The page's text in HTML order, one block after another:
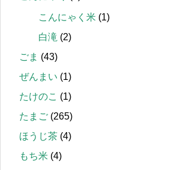
こんにゃく米 (1)
白滝 (2)
ごま (43)
ぜんまい (1)
たけのこ (1)
たまご (265)
ほうじ茶 (4)
もち米 (4)